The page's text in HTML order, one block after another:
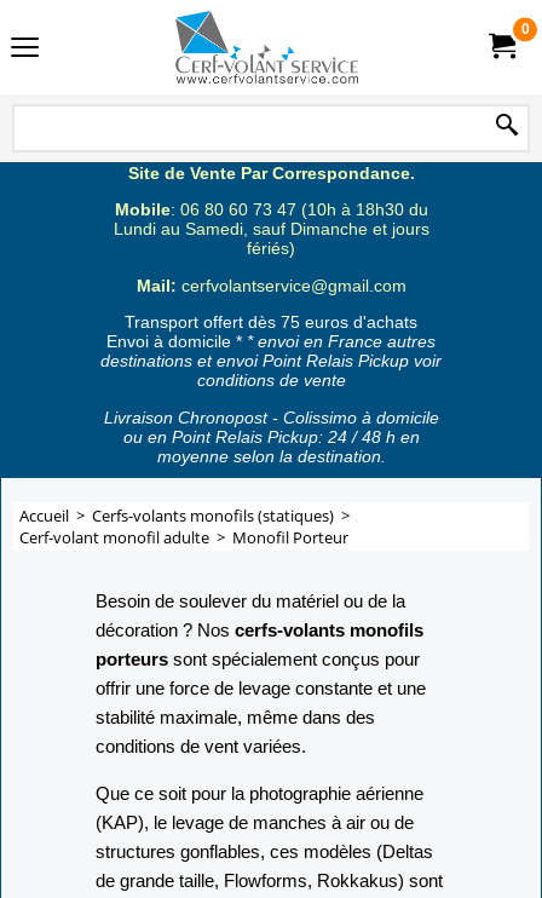
0
Site de Vente Par Correspondance.
Mobile: 06 80 60 73 47 (10h à 18h30 du
Lundi au Samedi, sauf Dimanche et jours
fériés)
Mail: cerfvolantservice@gmail.com
Transport offert dès 75 euros d'achats
Envoi à domicile * * envoi en France autres
destinations et envoi Point Relais Pickup voir
conditions de vente
Livraison Chronopost - Colissimo à domicile
ou en Point Relais Pickup: 24 / 48 h en
moyenne selon la destination.
Accueil > Cerfs-volants monofils (statiques) >
Cerf-volant monofil adulte > Monofil Porteur
Besoin de soulever du matériel ou de la
décoration ? Nos cerfs-volants monofils
porteurs sont spécialement conçus pour
offrir une force de levage constante et une
stabilité maximale, même dans des
conditions de vent variées.
Que ce soit pour la photographie aérienne
(KAP), le levage de manches à air ou de
structures gonflables, ces modèles (Deltas
de grande taille, Flowforms, Rokkakus) sont